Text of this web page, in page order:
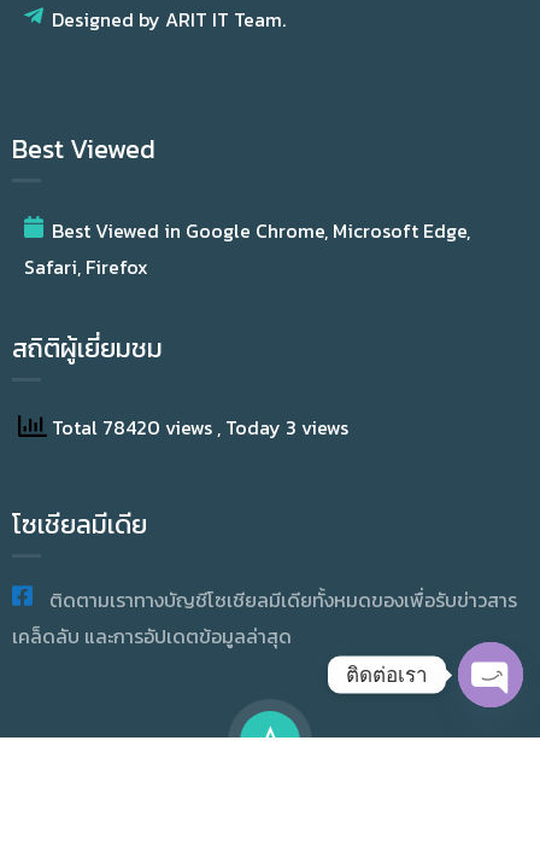
Designed by ARIT IT Team.
Best Viewed
Best Viewed in Google Chrome, Microsoft Edge,
Safari, Firefox
สถิติผู้เยี่ยมชม
Total 78420 views , Today 3 views
โซเชียลมีเดีย
ติดตามเราทางบัญชีโซเชียลมีเดียทั้งหมดของเพื่อรับข่าวสาร
เคล็ดลับ และการอัปเดตข้อมูลล่าสุด
ติดต่อเรา